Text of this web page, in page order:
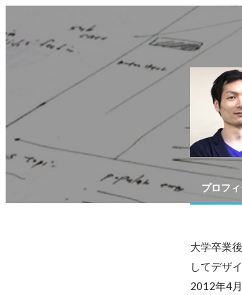
プロフ
大学卒業
してデザ
2012年4